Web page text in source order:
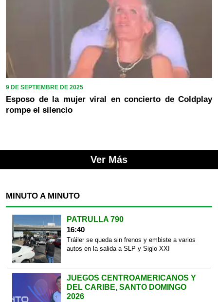
9 DE SEPTIEMBRE DE 2025
Esposo de la mujer viral en concierto de Coldplay
rompe el silencio
Ver Más
MINUTO A MINUTO
PATRULLA 790
16:40
Tráiler se queda sin frenos y embiste a varios
autos en la salida a SLP y Siglo XXI
JUEGOS CENTROAMERICANOS Y
DEL CARIBE, SANTO DOMINGO
2026